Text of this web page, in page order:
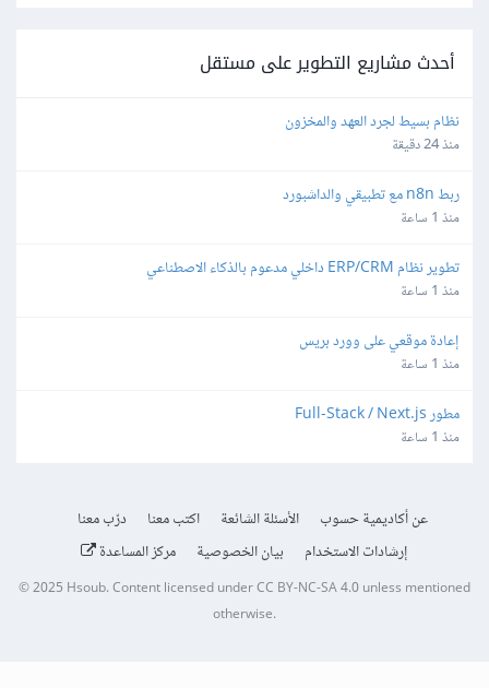
أحدث مشاريع التطوير على مستقل
نظام بسيط لجرد العهد والمخزون
منذ 24 دقيقة
ربط n8n مع تطبيقي والداشبورد
منذ 1 ساعة
تطوير نظام ERP/CRM داخلي مدعوم بالذكاء الاصطناعي
منذ 1 ساعة
إعادة موقعي على وورد بريس
منذ 1 ساعة
مطور Full-Stack / Next.js
منذ 1 ساعة
عن أكاديمية حسوب الأسئلة الشائعة اكتب معنا
درّب معنا
إرشادات الاستخدام
بيان الخصوصية مركز المساعدة
© 2025 Hsoub.Content licensed underCC BY-NC-SA 4.0unless mentioned
otherwise.